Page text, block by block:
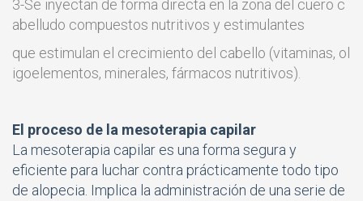
3-Se inyectan de forma directa en la zona del cuero c
abelludo compuestos nutritivos y estimulantes
que estimulan el crecimiento del cabello (vitaminas, ol
igoelementos, minerales, fármacos nutritivos).
El proceso de la mesoterapia capilar
La mesoterapia capilar es una forma segura y
eficiente para luchar contra prácticamente todo tipo
de alopecia. Implica la administración de una serie de